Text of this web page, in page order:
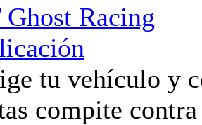
Ghost Racing
tu vehículo y
compite